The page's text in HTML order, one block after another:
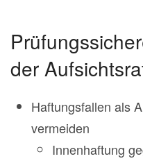
der
Haftungsfallen als
vermeiden
Innenhaftung